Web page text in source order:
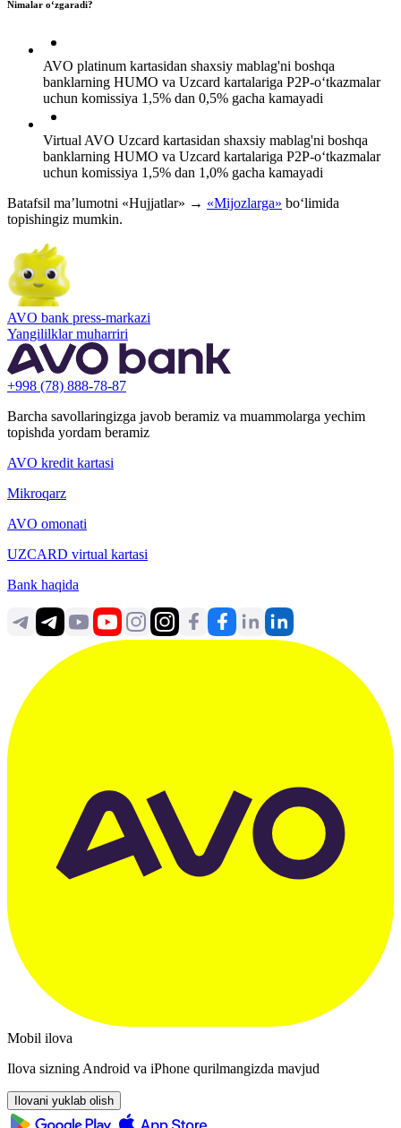
Nimalar o‘zgaradi?
AVO platinum kartasidan shaxsiy mablag'ni boshqa
banklarning HUMO va Uzcard kartalariga P2P-o‘tkazmalar
uchun komissiya 1,5% dan 0,5% gacha kamayadi
Virtual AVO Uzcard kartasidan shaxsiy mablag'ni boshqa
banklarning HUMO va Uzcard kartalariga P2P-o‘tkazmalar
uchun komissiya 1,5% dan 1,0% gacha kamayadi
Batafsil ma’lumotni «Hujjatlar» → «Mijozlarga» bo‘limida
topishingiz mumkin.
AVO bank press-markazi
Yangililklar muharriri
+998 (78) 888-78-87
Barcha savollaringizga javob beramiz va muammolarga yechim
topishda yordam beramiz
AVO kredit kartasi
Mikroqarz
AVO omonati
UZCARD virtual kartasi
Bank haqida
Mobil ilova
Ilova sizning Android va iPhone qurilmangizda mavjud
Ilovani yuklab olish